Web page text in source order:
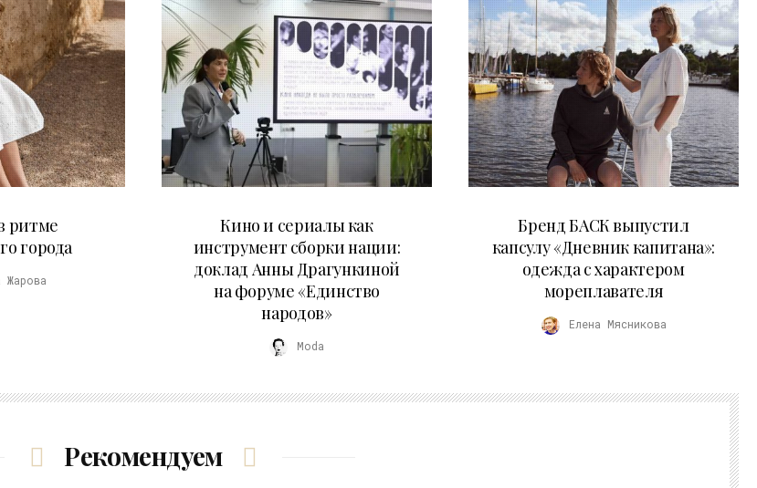
ритме
города
Жарова
Кино и сериалы как
инструмент сборки нации:
доклад Анны Драгункиной
на форуме «Единство
народов»
Moda
Бренд БАСК выпустил
капсулу «Дневник капитана»:
одежда с характером
мореплавателя
Елена Мясникова
Рекомендуем